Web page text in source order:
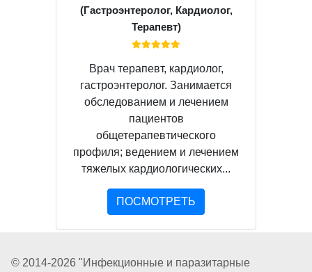
(Гастроэнтеролог, Кардиолог,
Терапевт)
Врач терапевт, кардиолог,
гастроэнтеролог. Занимается
обследованием и лечением
пациентов
общетерапевтического
профиля; ведением и лечением
тяжелых кардиологических...
ПОСМОТРЕТЬ
© 2014-2026 "Инфекционные и паразитарные